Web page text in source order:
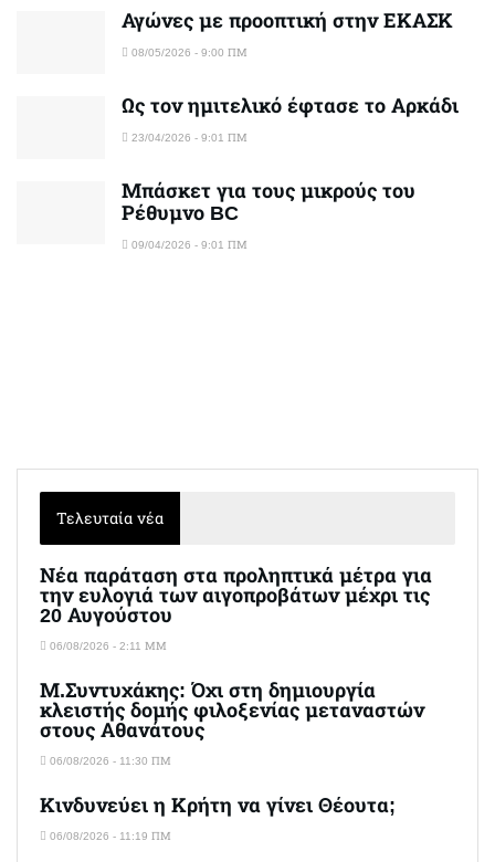
Αγώνες με προοπτική στην ΕΚΑΣΚ
08/05/2026 - 9:00 ΠΜ
Ως τον ημιτελικό έφτασε το Αρκάδι
23/04/2026 - 9:01 ΠΜ
Μπάσκετ για τους μικρούς του
Ρέθυμνο BC
09/04/2026 - 9:01 ΠΜ
Τελευταία νέα
Νέα παράταση στα προληπτικά μέτρα για
την ευλογιά των αιγοπροβάτων μέχρι τις
20 Αυγούστου
06/08/2026 - 2:11 ΜΜ
Μ.Συντυχάκης: Όχι στη δημιουργία
κλειστής δομής φιλοξενίας μεταναστών
στους Αθανάτους
06/08/2026 - 11:30 ΠΜ
Κινδυνεύει η Κρήτη να γίνει Θέουτα;
06/08/2026 - 11:19 ΠΜ